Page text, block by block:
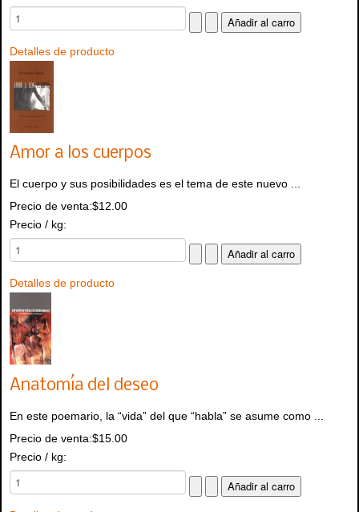
Detalles de producto
Amor a los cuerpos
El cuerpo y sus posibilidades es el tema de este nuevo ...
Precio de venta:$12.00
Precio / kg:
Detalles de producto
Anatomía del deseo
En este poemario, la “vida” del que “habla” se asume como ...
Precio de venta:$15.00
Precio / kg: